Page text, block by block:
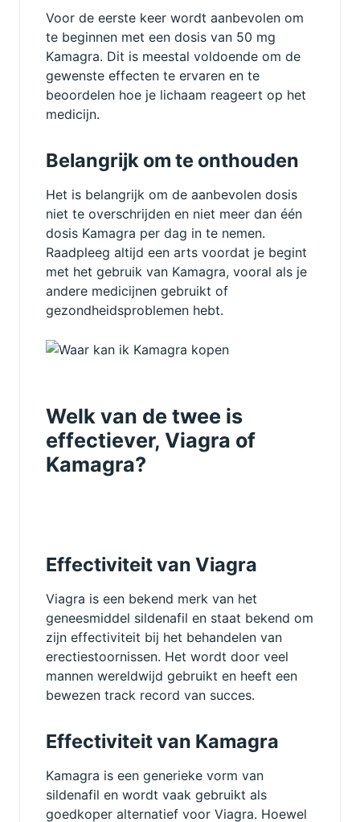
Voor de eerste keer wordt aanbevolen om
te beginnen met een dosis van 50 mg
Kamagra. Dit is meestal voldoende om de
gewenste effecten te ervaren en te
beoordelen hoe je lichaam reageert op het
medicijn.
Belangrijk om te onthouden
Het is belangrijk om de aanbevolen dosis
niet te overschrijden en niet meer dan één
dosis Kamagra per dag in te nemen.
Raadpleeg altijd een arts voordat je begint
met het gebruik van Kamagra, vooral als je
andere medicijnen gebruikt of
gezondheidsproblemen hebt.
Welk van de twee is
effectiever, Viagra of
Kamagra?
Effectiviteit van Viagra
Viagra is een bekend merk van het
geneesmiddel sildenafil en staat bekend om
zijn effectiviteit bij het behandelen van
erectiestoornissen. Het wordt door veel
mannen wereldwijd gebruikt en heeft een
bewezen track record van succes.
Effectiviteit van Kamagra
Kamagra is een generieke vorm van
sildenafil en wordt vaak gebruikt als
goedkoper alternatief voor Viagra. Hoewel